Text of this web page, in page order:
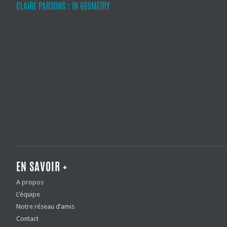
CLAIRE PARSONS : IN GEOMETRY
EN SAVOIR +
A propos
L’équipe
Notre réseau d’amis
Contact